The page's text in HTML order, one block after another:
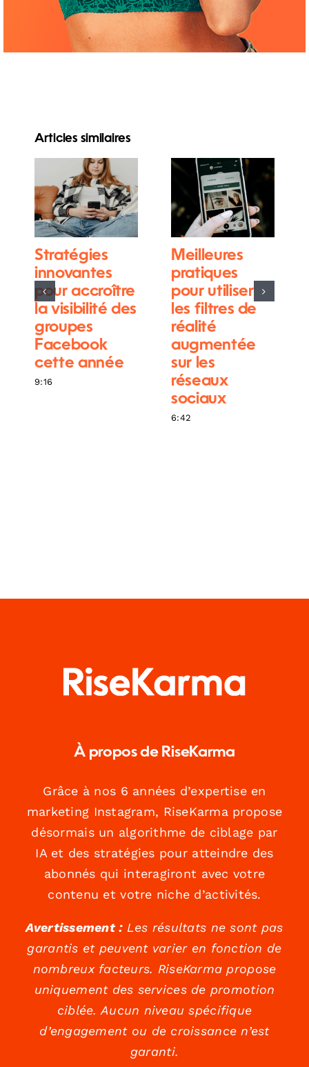
Articles similaires
Stratégies
innovantes
pour accroître
la visibilité des
groupes
Facebook
cette année
9:16
Meilleures
pratiques
pour utiliser
les filtres de
réalité
augmentée
sur les
réseaux
sociaux
6:42
À propos de RiseKarma
Grâce à nos 6 années d’expertise en
marketing Instagram, RiseKarma propose
désormais un algorithme de ciblage par
IA et des stratégies pour atteindre des
abonnés qui interagiront avec votre
contenu et votre niche d’activités.
Avertissement :Les résultats ne sont pas
garantis et peuvent varier en fonction de
nombreux facteurs. RiseKarma propose
uniquement des services de promotion
ciblée. Aucun niveau spécifique
d’engagement ou de croissance n’est
garanti.